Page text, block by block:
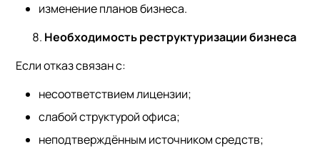
изменение планов бизнеса.
Необходимость реструктуризации бизнеса
Если отказ связан с:
несоответствием лицензии;
слабой структурой офиса;
неподтверждённым источником средств;